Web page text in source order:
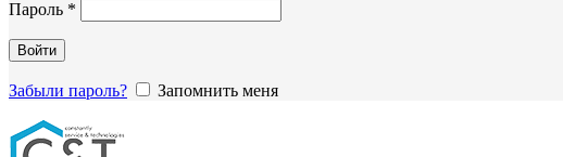
Пароль *
Войти
Забыли пароль? Запомнить меня